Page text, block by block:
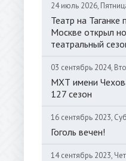
24 июль 2026,
Театр на Таганке
Москве открыл
театральный
03 сентябрь 2024,
МХТ имени
127 сезон
16 сентябрь 2023,
Гоголь вечен!
14 сентябрь 2023,